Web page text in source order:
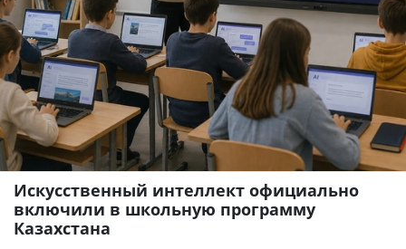
Искусственный интеллект официально
включили в школьную программу
Казахстана